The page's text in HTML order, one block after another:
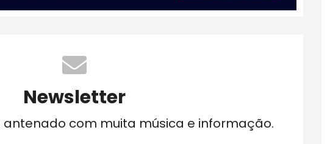
Newsletter
com muita música e informação.